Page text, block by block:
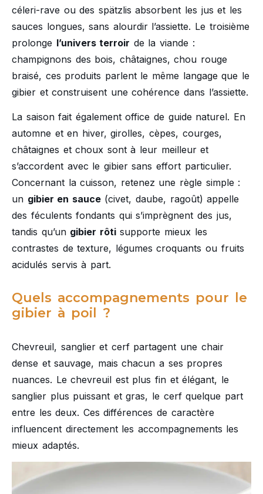
céleri-rave ou des spätzlis absorbent les jus et les
sauces longues, sans alourdir l’assiette. Le troisième
prolonge l’univers terroir de la viande :
champignons des bois, châtaignes, chou rouge
braisé, ces produits parlent le même langage que le
gibier et construisent une cohérence dans l’assiette.
La saison fait également office de guide naturel. En
automne et en hiver, girolles, cèpes, courges,
châtaignes et choux sont à leur meilleur et
s’accordent avec le gibier sans effort particulier.
Concernant la cuisson, retenez une règle simple :
un gibier en sauce(civet, daube, ragoût) appelle
des féculents fondants qui s’imprègnent des jus,
tandis qu’un gibier rôtisupporte mieux les
contrastes de texture, légumes croquants ou fruits
acidulés servis à part.
Quels accompagnements pour le
gibier à poil ?
Chevreuil, sanglier et cerf partagent une chair
dense et sauvage, mais chacun a ses propres
nuances. Le chevreuil est plus fin et élégant, le
sanglier plus puissant et gras, le cerf quelque part
entre les deux. Ces différences de caractère
influencent directement les accompagnements les
mieux adaptés.